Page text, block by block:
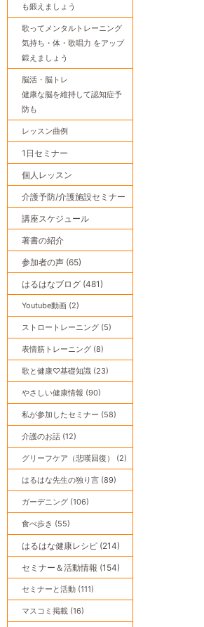
も鍛えましょう
歌ってメンタルトレーニング
気持ち・体・歌唱力 をアップ
鍛えましょう
脳活・脳トレ
健康な脳を維持して認知症予
防も
レッスン曲例
1日セミナー
個人レッスン
介護予防/介護施設セミナー
講座スケジュール
著書の紹介
参加者の声 (65)
はるはなブログ (481)
Youtube動画 (2)
ストロートレーニング (5)
表情筋トレーニング (8)
歌と健康♡基礎知識 (23)
やさしい健康情報 (90)
私が参加したセミナー (58)
介護のお話 (12)
グリーフケア（悲嘆回復） (2)
はるはな先生の独り言 (89)
ガーデニング (106)
食べ歩き (55)
はるはな健康レシピ (214)
セミナー＆活動情報 (154)
セミナーと活動 (111)
マスコミ掲載 (16)